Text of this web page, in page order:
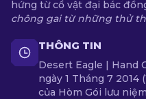
hứng từ cổ vật đại bác
chông gai từ những thử
THÔNG TIN
Desert Eagle | Hand
ngày 1 Tháng 7
của Hòm Gói lưu